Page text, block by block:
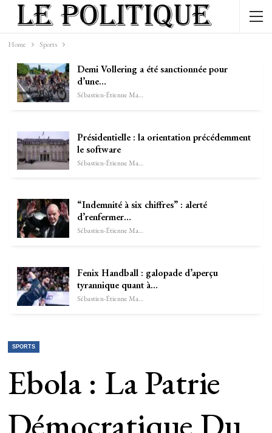
Home Sports
Demi Vollering a été sanctionnée pour
d’une…
Sébastien-Étienne Marechal
Présidentielle : la orientation précédemment
le software
Sébastien-Étienne Marechal
“Indemnité à six chiffres” : alerté
d’renfermer…
Sébastien-Étienne Marechal
Fenix Handball : galopade d’aperçu
tyrannique quant à…
Sébastien-Étienne Marechal
SPORTS
Ebola : La Patrie